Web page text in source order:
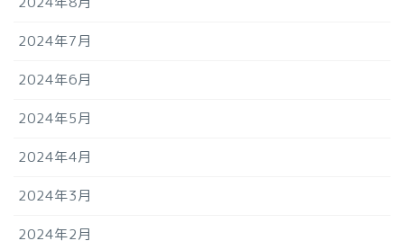
2024年7月
2024年6月
2024年5月
2024年4月
2024年3月
2024年2月